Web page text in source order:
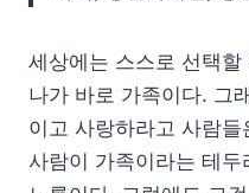
세상에는 스스로 선택
나가 바로 가족이다. 그
이고 사랑하라고 사람
사람이 가족이라는 테